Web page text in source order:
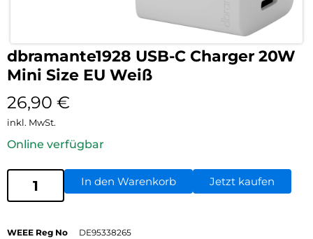
dbramante1928 USB-C Charger 20W
Mini Size EU Weiß
26,90 €
inkl. MwSt.
Online verfügbar
In den Warenkorb Jetzt kaufen
WEEE Reg No
DE95338265